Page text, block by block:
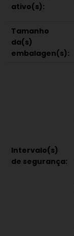
ativo(s):
Tamanho
da(s)
embalagen(s):
Intervalo(s)
de segurança: